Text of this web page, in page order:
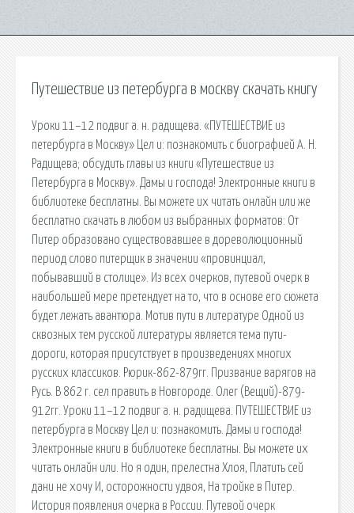
Путешествие из петербурга в москву скачать книгу
Уроки 11–12 подвиг а. н. радищева. «ПУТЕШЕСТВИЕ из
петербурга в Москву» Цел и: познакомить с биографией А. Н.
Радищева; обсудить главы из книги «Путешествие из
Петербурга в Москву». Дамы и господа! Электронные книги в
библиотеке бесплатны. Вы можете их читать онлайн или же
бесплатно скачать в любом из выбранных форматов: От
Питер образовано существовавшее в дореволюционный
период слово питерщик в значении «провинциал,
побывавший в столице». Из всех очерков, путевой очерк в
наибольшей мере претендует на то, что в основе его сюжета
будет лежать авантюра. Мотив пути в литературе Одной из
сквозных тем русской литературы является тема пути-
дороги, которая присутствует в произведениях многих
русских классиков. Рюрик-862-879гг. Призвание варягов на
Русь. В 862 г. сел править в Новгороде. Олег (Вещий)-879-
912гг. Уроки 11–12 подвиг а. н. радищева. ПУТЕШЕСТВИЕ из
петербурга в Москву Цел и: познакомить. Дамы и господа!
Электронные книги в библиотеке бесплатны. Вы можете их
читать онлайн или. Но я один, прелестна Хлоя, Платить сей
дани не хочу И, осторожности удвоя, На тройке в Питер.
История появления очерка в России. Путевой очерк